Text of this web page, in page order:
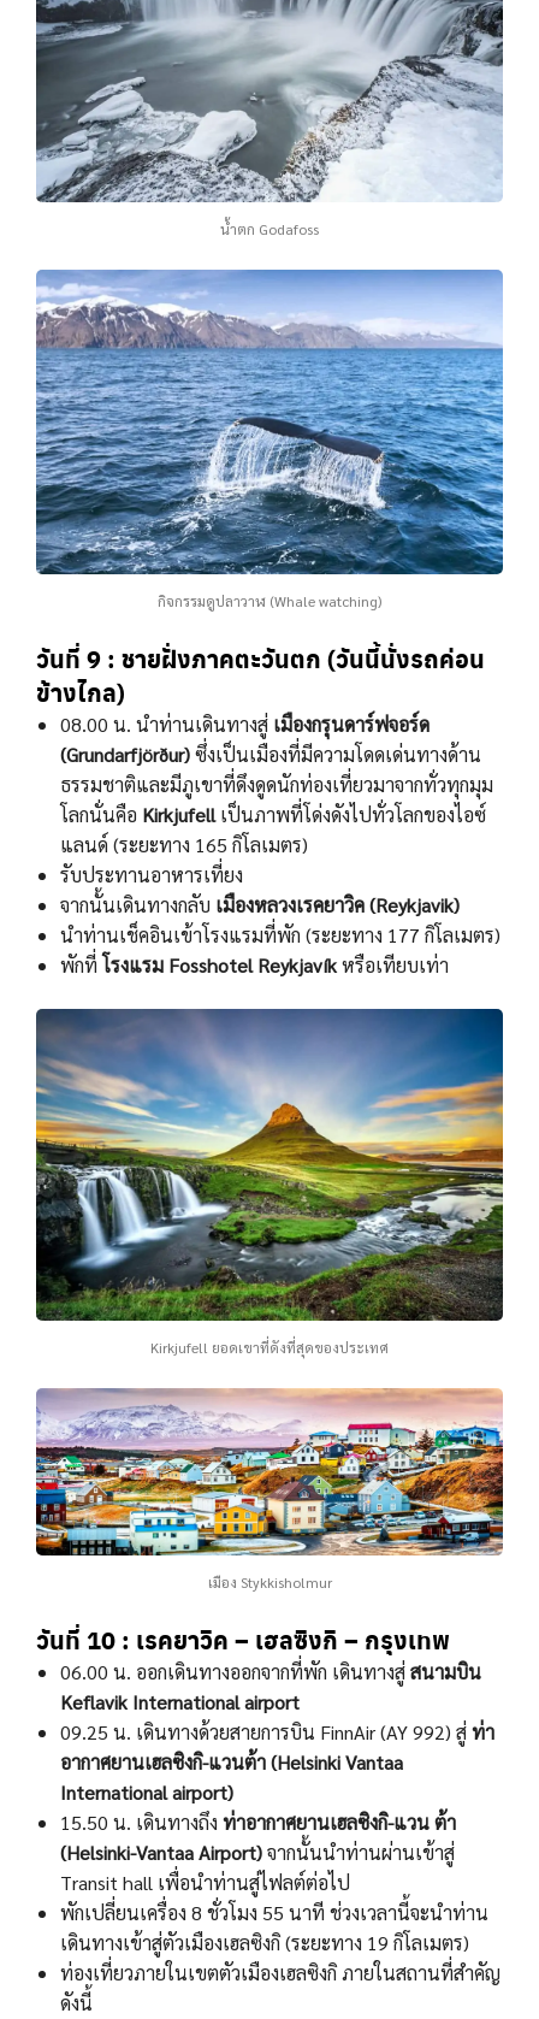
น้ำตก Godafoss
กิจกรรมดูปลาวาฬ (Whale watching)
วันที่ 9 : ชายฝั่งภาคตะวันตก (วันนี้นั่งรถค่อน
ข้างไกล)
08.00 น. นําท่านเดินทางสู่ เมืองกรุนดาร์ฟจอร์ด
(Grundarfjörður)ซึ่งเป็นเมืองที่มีความโดดเด่นทางด้าน
ธรรมชาติและมีภูเขาที่ดึงดูดนักท่องเที่ยวมาจากทั่วทุกมุม
โลกนั่นคือ Kirkjufellเป็นภาพที่โด่งดังไปทั่วโลกของไอซ์
แลนด์ (ระยะทาง 165 กิโลเมตร)
รับประทานอาหารเที่ยง
จากนั้นเดินทางกลับ เมืองหลวงเรคยาวิค (Reykjavik)
นําท่านเช็คอินเข้าโรงแรมที่พัก (ระยะทาง 177 กิโลเมตร)
พักที่ โรงแรม Fosshotel Reykjavíkหรือเทียบเท่า
Kirkjufell ยอดเขาที่ดังที่สุดของประเทศ
เมือง Stykkisholmur
วันที่ 10 : เรคยาวิค – เฮลซิงกิ – กรุงเทพ
06.00 น. ออกเดินทางออกจากที่พัก เดินทางสู่สนามบิน
Keflavik International airport
09.25 น. เดินทางด้วยสายการบิน FinnAir (AY 992) สู่ท่า
อากาศยานเฮลซิงกิ-แวนต้า (Helsinki Vantaa
International airport)
15.50 น. เดินทางถึง ท่าอากาศยานเฮลซิงกิ-แวน ต้า
(Helsinki-Vantaa Airport)จากนั้นนําท่านผ่านเข้าสู่
Transit hall เพื่อนําท่านสู่ไฟลต์ต่อไป
พักเปลี่ยนเครื่อง 8 ชั่วโมง 55 นาที ช่วงเวลานี้จะนำท่าน
เดินทางเข้าสู่ตัวเมืองเฮลซิงกิ (ระยะทาง 19 กิโลเมตร)
ท่องเที่ยวภายในเขตตัวเมืองเฮลซิงกิ ภายในสถานที่สำคัญ
ดังนี้